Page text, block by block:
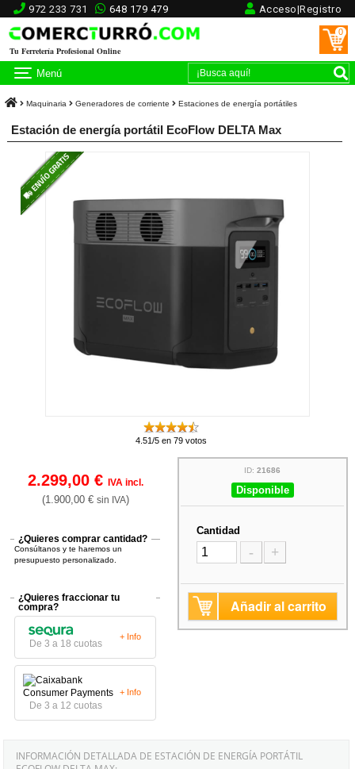
972 233 731 648 179 479 Acceso|Registro
Tu Ferretería Profesional Online
0
Menú
Maquinaria Generadores de corriente Estaciones de energía portátiles
Estación de energía portátil EcoFlow DELTA Max
4.51/5 en 79 votos
2.299,00 € IVA incl.
(1.900,00 € sin IVA)
¿Quieres comprar cantidad?
Consúltanos y te haremos un
presupuesto personalizado.
¿Quieres fraccionar tu
compra?
De 3 a 18 cuotas
+ Info
De 3 a 12 cuotas
+ Info
ID:21686
Disponible
Cantidad
- +
Añadir al carrito
INFORMACIÓN DETALLADA DE ESTACIÓN DE ENERGÍA PORTÁTIL